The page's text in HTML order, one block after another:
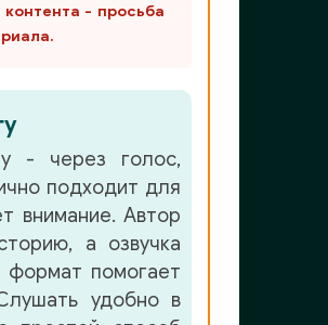
- просьба
- через голос,
подходит для
внимание. Автор
а озвучка
помогает
удобно в